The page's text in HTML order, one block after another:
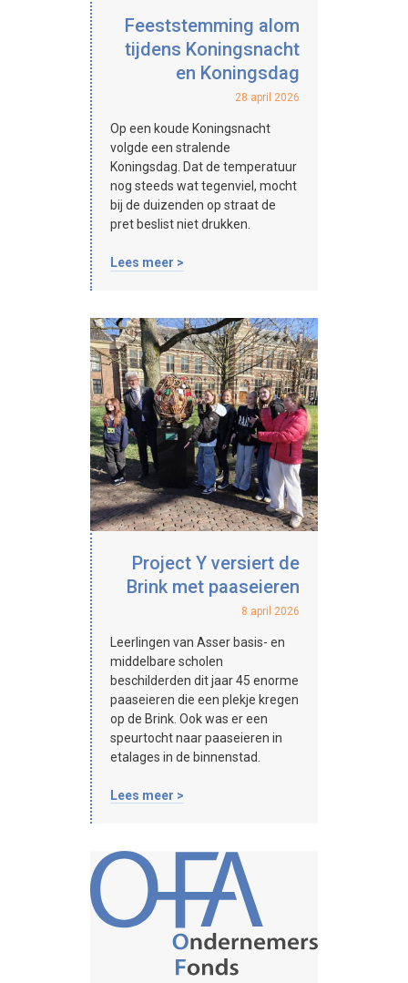
Feeststemming alom
tijdens Koningsnacht
en Koningsdag
28 april 2026
Op een koude Koningsnacht
volgde een stralende
Koningsdag. Dat de temperatuur
nog steeds wat tegenviel, mocht
bij de duizenden op straat de
pret beslist niet drukken.
Lees meer >
Project Y versiert de
Brink met paaseieren
8 april 2026
Leerlingen van Asser basis- en
middelbare scholen
beschilderden dit jaar 45 enorme
paaseieren die een plekje kregen
op de Brink. Ook was er een
speurtocht naar paaseieren in
etalages in de binnenstad.
Lees meer >